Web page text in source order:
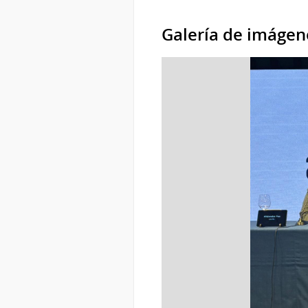
Galería de